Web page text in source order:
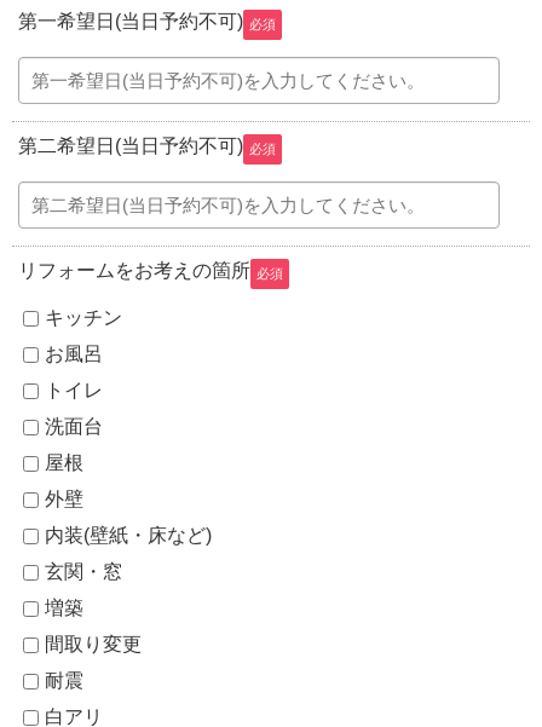
第一希望日(当日予約不可) 必須
第二希望日(当日予約不可) 必須
リフォームをお考えの箇所 必須
キッチン
お風呂
トイレ
洗面台
屋根
外壁
内装(壁紙・床など)
玄関・窓
増築
間取り変更
耐震
白アリ